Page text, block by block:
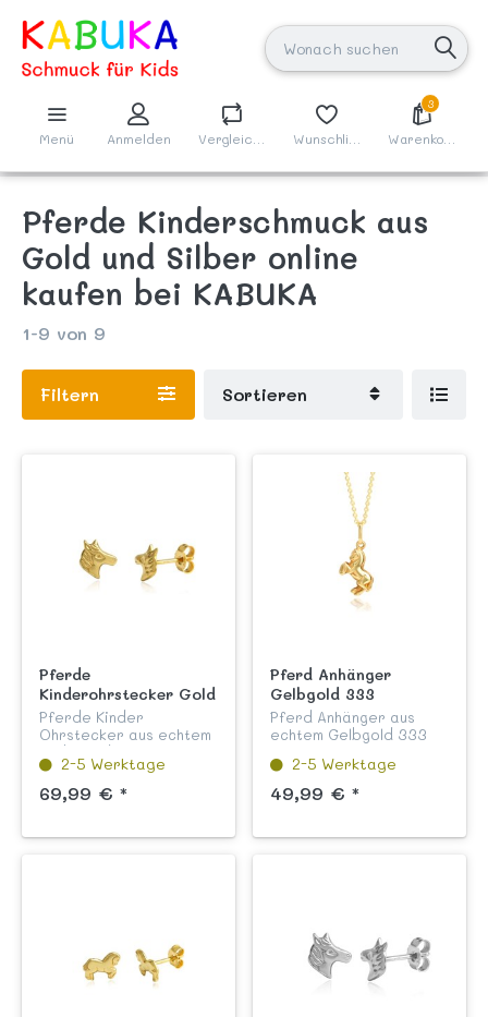
Menü Anmelden
3
Warenkorb
Pferde Kinderschmuck aus
Gold und Silber online
kaufen bei KABUKA
1-9 von 9
Filtern Sortieren
Pferde
Kinderohrstecker Gold
333
Pferde Kinder
Ohrstecker aus echtem
Gelb Gold 333
hochglanzpoliert aus
unserer Kinderschmuck
Kollektion "Flora und
2-5 Werktage
69,99 € *
Pferd Anhänger
Gelbgold 333
Pferd Anhänger aus
echtem Gelbgold 333
unserer Kinderschmuck
Kollektion "Flora und
Fauna".
2-5 Werktage
49,99 € *